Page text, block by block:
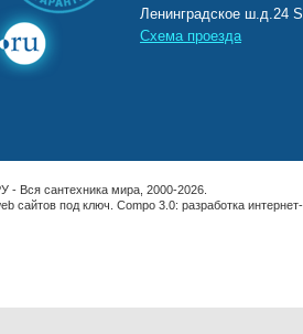
Ленинградское ш.д.24
Схема проезда
Вся сантехника мира, 2000-2026.
сайтов под ключ . Compo 3.0: разработка